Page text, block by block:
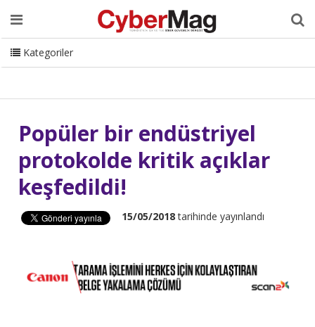
Ana Sayfa Hakkımızda Dergi Editörden
Danışmanlık
ISC Turkey Sizden Gelenler
İletişim
CyberMag Logo
Kategoriler
Popüler bir endüstriyel
protokolde kritik açıklar
keşfedildi!
15/05/2018tarihinde yayınlandı